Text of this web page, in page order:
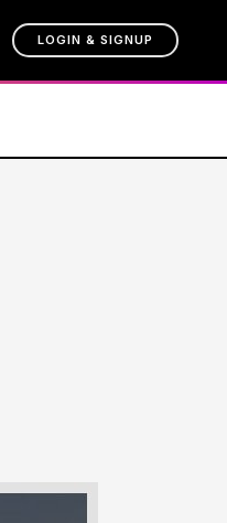
LOGIN & SIGNUP